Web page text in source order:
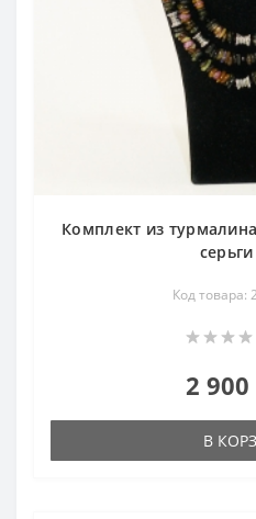
Комплект из
Код товара:
2
В